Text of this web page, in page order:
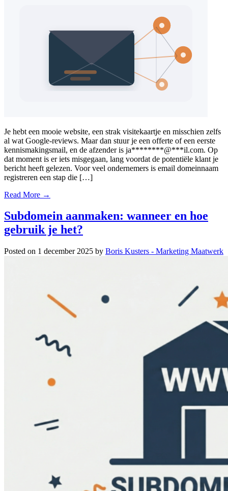
Je hebt een mooie website, een strak visitekaartje en misschien zelfs
al wat Google-reviews. Maar dan stuur je een offerte of een eerste
kennismakingsmail, en de afzender is ja********@***il.com. Op
dat moment is er iets misgegaan, lang voordat de potentiële klant je
bericht heeft gelezen. Voor veel ondernemers is email domeinnaam
registreren een stap die […]
Read More →
Subdomein aanmaken: wanneer en hoe
gebruik je het?
Posted on 1 december 2025 by Boris Kusters - Marketing Maatwerk